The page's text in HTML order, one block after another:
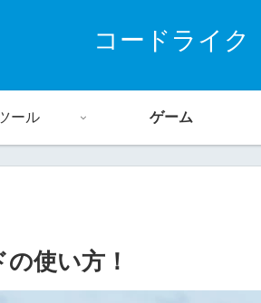
コードライク
ール ゲーム
使い方！